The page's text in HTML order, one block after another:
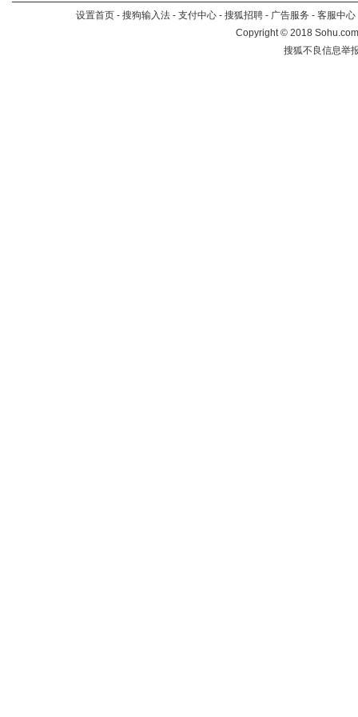
设置首页 - 搜狗输入法 - 支付中心 - 搜狐招聘 - 广告服务 - 客服中心
Copyright©2018
搜狐不良信息举